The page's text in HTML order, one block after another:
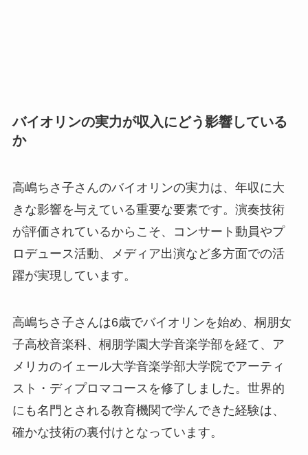
バイオリンの実力が収入にどう影響している
か
高嶋ちさ子さんのバイオリンの実力は、年収に大
きな影響を与えている重要な要素です。演奏技術
が評価されているからこそ、コンサート動員やプ
ロデュース活動、メディア出演など多方面での活
躍が実現しています。
高嶋ちさ子さんは6歳でバイオリンを始め、桐朋女
子高校音楽科、桐朋学園大学音楽学部を経て、ア
メリカのイェール大学音楽学部大学院でアーティ
スト・ディプロマコースを修了しました。世界的
にも名門とされる教育機関で学んできた経験は、
確かな技術の裏付けとなっています。